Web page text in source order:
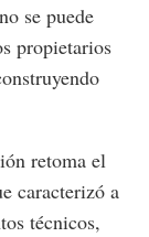
se puede
propietarios
retoma el
caracterizó a
técnicos,